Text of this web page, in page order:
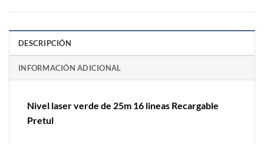
DESCRIPCIÓN
INFORMACIÓN ADICIONAL
Nivel laser verde de 25m 16 lineas Recargable
Pretul